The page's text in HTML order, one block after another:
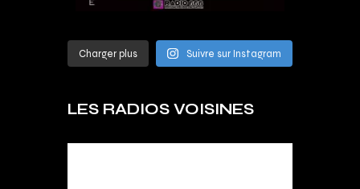
Charger plus Suivre sur Instagram
LES RADIOS VOISINES